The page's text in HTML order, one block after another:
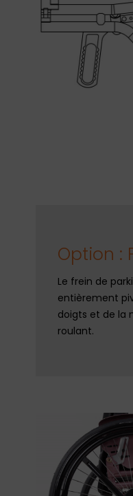
Option :
Le frein de
entièrement
doigts et de la
roulant.